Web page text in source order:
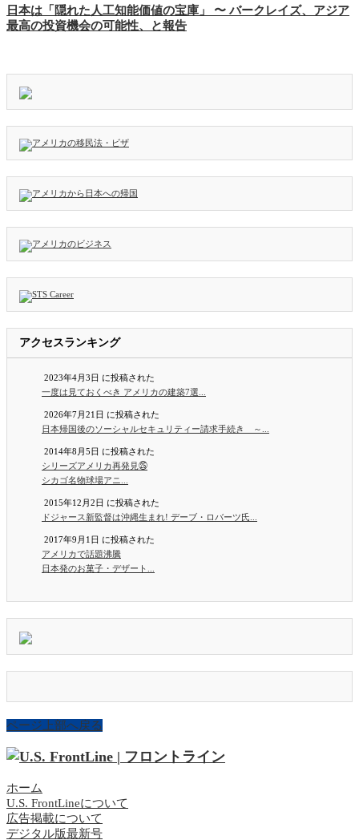
日本は「隠れた人工知能価値の宝庫」 〜 バークレイズ、アジア
最高の投資機会の可能性、と報告
アクセスランキング
2023年4月3日 に投稿された
一度は見ておくべき アメリカの建築7選...
2026年7月21日 に投稿された
日本帰国後のソーシャルセキュリティー請求手続き ～...
2014年8月5日 に投稿された
シリーズアメリカ再発見㉕
シカゴ名物球場アニ...
2015年12月2日 に投稿された
ドジャース新監督は沖縄生まれ! デーブ・ロバーツ氏...
2017年9月1日 に投稿された
アメリカで話題沸騰
日本発のお菓子・デザート...
ページ上部へ戻る
ホーム
U.S. FrontLineについて
広告掲載について
デジタル版最新号